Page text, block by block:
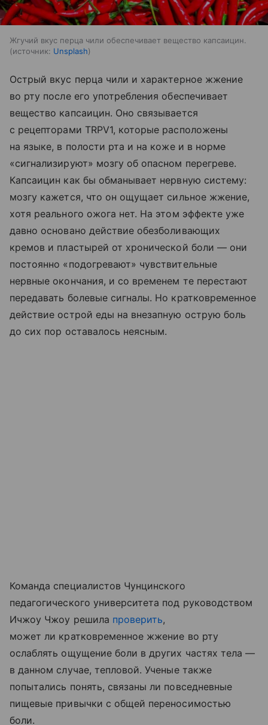
Жгучий вкус перца чили обеспечивает вещество капсаицин.
источник: Unsplash
Острый вкус перца чили и характерное жжение
во рту после его употребления обеспечивает
вещество капсаицин. Оно связывается
с рецепторами TRPV1, которые расположены
на языке, в полости рта и на коже и в норме
«сигнализируют» мозгу об опасном перегреве.
Капсаицин как бы обманывает нервную систему:
мозгу кажется, что он ощущает сильное жжение,
хотя реального ожога нет. На этом эффекте уже
давно основано действие обезболивающих
кремов и пластырей от хронической боли — они
постоянно «подогревают» чувствительные
нервные окончания, и со временем те перестают
передавать болевые сигналы. Но кратковременное
действие острой еды на внезапную острую боль
до сих пор оставалось неясным.
Команда специалистов Чунцинского
педагогического университета под руководством
Ичжоу Чжоу решила проверить,
может ли кратковременное жжение во рту
ослаблять ощущение боли в других частях тела —
в данном случае, тепловой. Ученые также
попытались понять, связаны ли повседневные
пищевые привычки с общей переносимостью
боли.